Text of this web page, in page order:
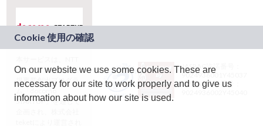
ドコモグループの新
規事業創出プログラ
ム「docomo
STARTUP」を通じて
JASRAC許諾番号：
9024936001Y45037
JASRAC許諾番号：
On our website we use some cookies. These are
necessary for our site to work properly and to give us
information about how our site is used.